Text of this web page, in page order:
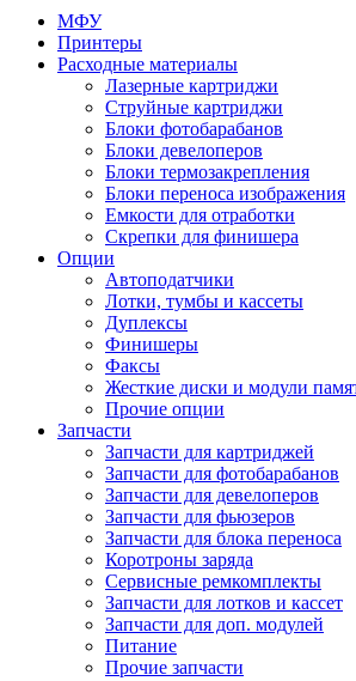
МФУ
Принтеры
Расходные материалы
Лазерные картриджи
Струйные картриджи
Блоки фотобарабанов
Блоки девелоперов
Блоки термозакрепления
Блоки переноса изображения
Емкости для отработки
Скрепки для финишера
Опции
Автоподатчики
Лотки, тумбы и кассеты
Дуплексы
Финишеры
Факсы
Жесткие диски и модули
Прочие опции
Запчасти
Запчасти для картриджей
Запчасти для фотобарабанов
Запчасти для девелоперов
Запчасти для фьюзеров
Запчасти для блока переноса
Коротроны заряда
Сервисные ремкомплекты
Запчасти для лотков и кассет
Запчасти для доп. модулей
Питание
Прочие запчасти